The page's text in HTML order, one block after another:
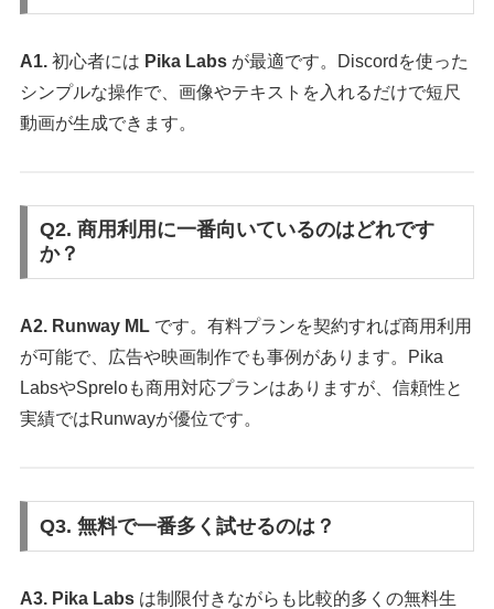
A1. 初心者には Pika Labs が最適です。Discordを使った
シンプルな操作で、画像やテキストを入れるだけで短尺
動画が生成できます。
Q2. 商用利用に一番向いているのはどれです
か？
A2. Runway ML です。有料プランを契約すれば商用利用
が可能で、広告や映画制作でも事例があります。Pika
LabsやSpreloも商用対応プランはありますが、信頼性と
実績ではRunwayが優位です。
Q3. 無料で一番多く試せるのは？
A3. Pika Labs は制限付きながらも比較的多くの無料生